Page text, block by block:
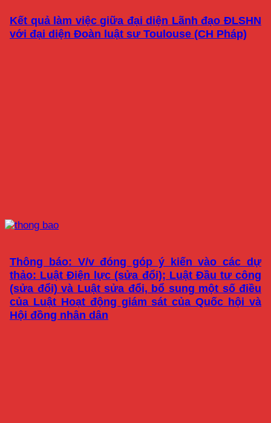
Kết quả làm việc giữa đại diện Lãnh đạo ĐLSHN
với đại diện Đoàn luật sư Toulouse (CH Pháp)
Thông báo: V/v đóng góp ý kiến vào các dự
thảo: Luật Điện lực (sửa đổi); Luật Đầu tư công
(sửa đổi) và Luật sửa đổi, bổ sung một số điều
của Luật Hoạt động giám sát của Quốc hội và
Hội đồng nhân dân